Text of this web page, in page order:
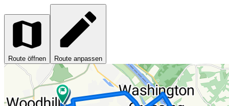
Route öffnen Route anpassen